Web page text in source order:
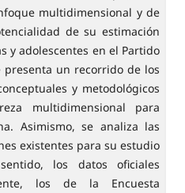
multidimensional y de
de su estimación
y adolescentes en el Partido
presenta un recorrido de los
y metodológicos
multidimensional para
Asimismo, se analiza las
existentes para su estudio
los datos oficiales
los de la Encuesta